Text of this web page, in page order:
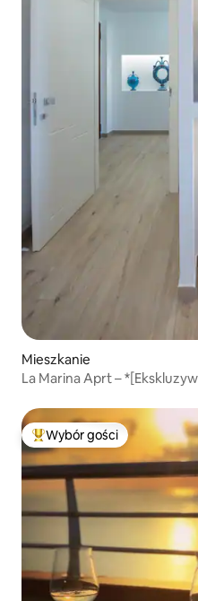
Mieszkanie
La Marina Aprt –
Najpopularniejsze z
Wybór gości